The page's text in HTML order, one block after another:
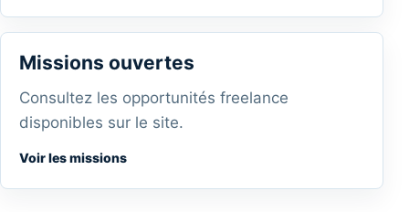
Missions ouvertes
Consultez les opportunités freelance
disponibles sur le site.
Voir les missions